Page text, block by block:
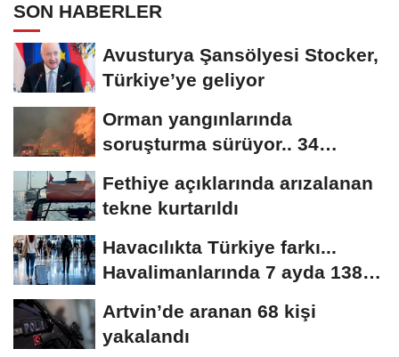
SON HABERLER
Avusturya Şansölyesi Stocker,
Türkiye’ye geliyor
Orman yangınlarında
soruşturma sürüyor.. 34
Fethiye açıklarında arızalanan
tekne kurtarıldı
Havacılıkta Türkiye farkı...
Havalimanlarında 7 ayda 138,7
Artvin’de aranan 68 kişi
yakalandı